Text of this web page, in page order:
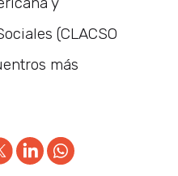
(CLACSO
más